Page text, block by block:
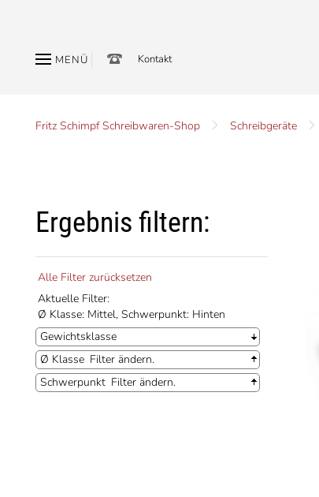
MENÜ Kontakt
Fritz Schimpf Schreibwaren-Shop Schreibgeräte
Ergebnis filtern:
Alle Filter zurücksetzen
Aktuelle Filter:
Ø Klasse: Mittel, Schwerpunkt: Hinten
Gewichtsklasse
Ø Klasse Filter ändern.
Schwerpunkt Filter ändern.